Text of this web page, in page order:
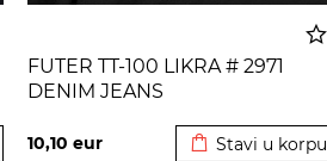
FUTER TT-100 LIKRA # 2971
DENIM JEANS
10,10 eur Stavi u korpu